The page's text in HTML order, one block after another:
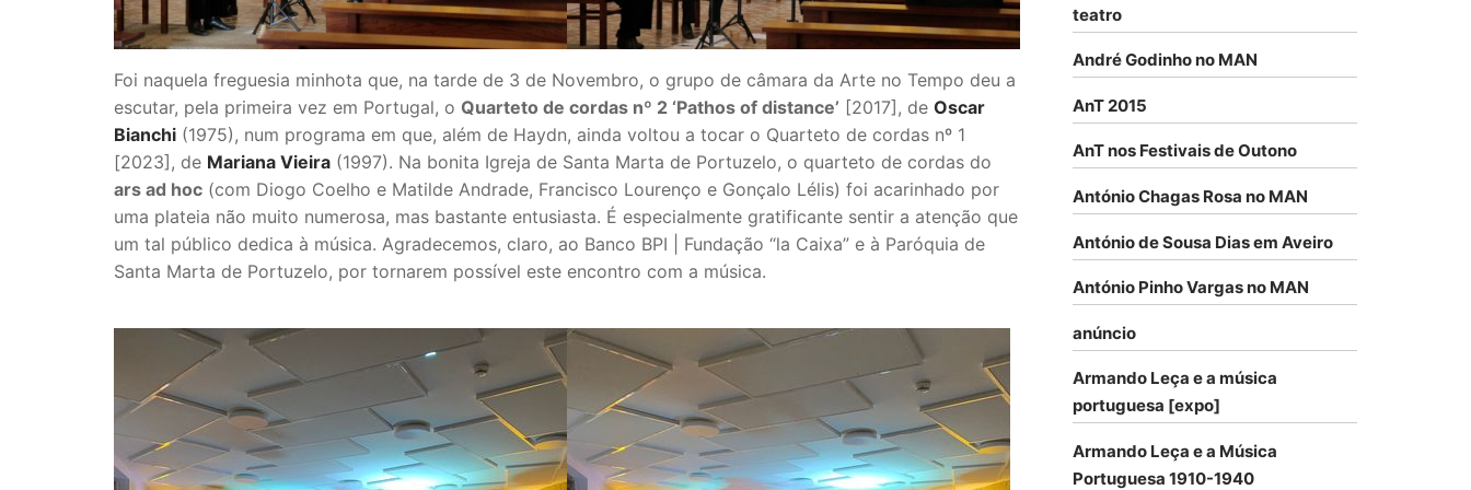
Foi naquela freguesia minhota que, na tarde de 3 de Novembro, o grupo de câmara da Arte no Tempo deu a
escutar, pela primeira vez em Portugal, o Quarteto de cordas nº 2 ‘Pathos of distance’ [2017], de Oscar
Bianchi (1975), num programa em que, além de Haydn, ainda voltou a tocar o Quarteto de cordas nº 1
[2023], de Mariana Vieira (1997). Na bonita Igreja de Santa Marta de Portuzelo, o quarteto de cordas do
ars ad hoc (com Diogo Coelho e Matilde Andrade, Francisco Lourenço e Gonçalo Lélis) foi acarinhado por
uma plateia não muito numerosa, mas bastante entusiasta. É especialmente gratificante sentir a atenção que
um tal público dedica à música. Agradecemos, claro, ao Banco BPI | Fundação “la Caixa” e à Paróquia de
Santa Marta de Portuzelo, por tornarem possível este encontro com a música.
teatro
André Godinho no MAN
AnT 2015
AnT nos Festivais de Outono
António Chagas Rosa no MAN
António de Sousa Dias em Aveiro
António Pinho Vargas no MAN
anúncio
Armando Leça e a música
portuguesa [expo]
Armando Leça e a Música
Portuguesa 1910-1940